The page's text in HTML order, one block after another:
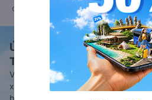
cho bạn di chuyển.
Ứng dụng đặt vé Xe khách,
Tàu hoả và Thuê xe
Vexere - ứng dụng đặt vé đa
xe chất lượng cao, 5000+ tuyến
bay và hãng tàu cùng dịch vụ thuê